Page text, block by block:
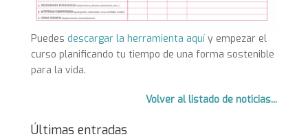
Puedes descargar la herramienta aquíy empezar el
curso planificando tu tiempo de una forma sostenible
para la vida.
Volver al listado de noticias...
Últimas entradas